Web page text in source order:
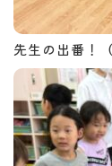
先生の出番！